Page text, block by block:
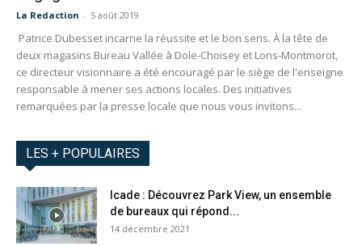
La Redaction - 5 août 2019
Patrice Dubesset incarne la réussite et le bon sens. À la tête de
deux magasins Bureau Vallée à Dole-Choisey et Lons-Montmorot,
ce directeur visionnaire a été encouragé par le siège de l'enseigne
responsable à mener ses actions locales. Des initiatives
remarquées par la presse locale que nous vous invitons...
LES + POPULAIRES
Icade : Découvrez Park View, un ensemble
de bureaux qui répond...
14 décembre 2021